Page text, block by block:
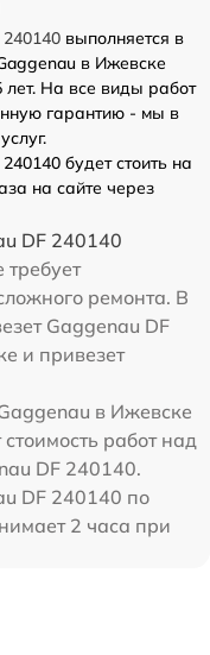
выполняется в
в Ижевске
На все виды работ
гарантию - мы в
будет стоить на
на сайте через
DF 240140
требует
ремонта. В
Gaggenau DF
и привезет
в Ижевске
работ над
DF 240140.
DF 240140 по
2 часа при